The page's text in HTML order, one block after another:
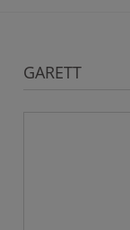
GARETT